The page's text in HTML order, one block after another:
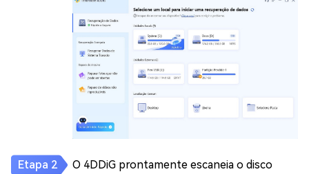
O 4DDiG prontamente escaneia o disco